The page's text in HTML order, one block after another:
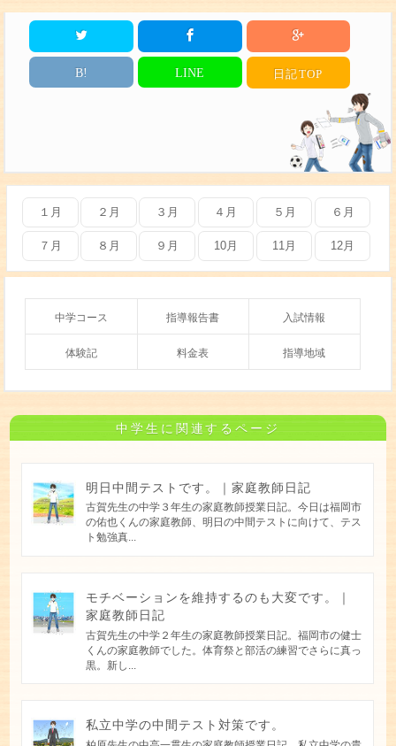
B! LINE 日記TOP
１月 ２月 ３月 ４月 ５月 ６月
７月 ８月 ９月 10月 11月 12月
中学コース 指導報告書 入試情報
体験記 料金表 指導地域
中学生に関連するページ
明日中間テストです。｜家庭教師日記
古賀先生の中学３年生の家庭教師授業日記。今日は福岡市
の佑也くんの家庭教師、明日の中間テストに向けて、テス
ト勉強真...
モチベーションを維持するのも大変です。｜
家庭教師日記
古賀先生の中学２年生の家庭教師授業日記。福岡市の健士
くんの家庭教師でした。体育祭と部活の練習でさらに真っ
黒。新し...
私立中学の中間テスト対策です。